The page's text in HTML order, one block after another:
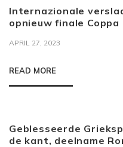
Internazionale
opnieuw finale Coppa
APRIL 27, 2023
READ MORE
Geblesseerde
de kant, deelname